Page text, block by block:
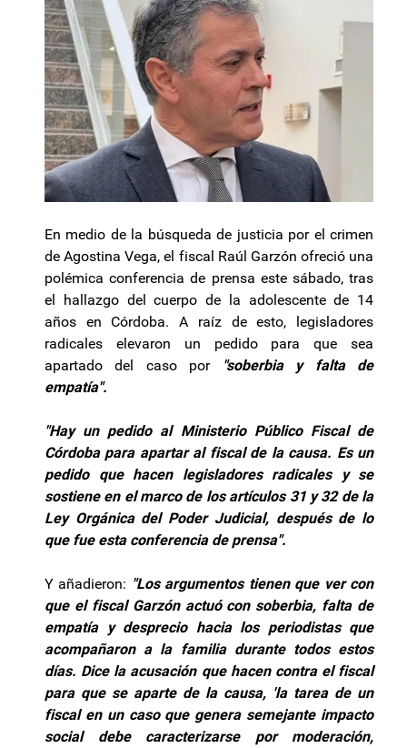
En medio de la búsqueda de justicia por el crimen
de Agostina Vega, el fiscal Raúl Garzón ofreció una
polémica conferencia de prensa este sábado, tras
el hallazgo del cuerpo de la adolescente de 14
años en Córdoba. A raíz de esto, legisladores
radicales elevaron un pedido para que sea
apartado del caso por
"soberbia y falta de
empatía".
"Hay un pedido al Ministerio Público Fiscal de
Córdoba para apartar al fiscal de la causa. Es un
pedido que hacen legisladores radicales y se
sostiene en el marco de los artículos 31 y 32 de la
Ley Orgánica del Poder Judicial, después de lo
que fue esta conferencia de prensa".
Y añadieron: "Los argumentos tienen que ver con
que el fiscal Garzón actuó con soberbia, falta de
empatía y desprecio hacia los periodistas que
acompañaron a la familia durante todos estos
días. Dice la acusación que hacen contra el fiscal
para que se aparte de la causa, 'la tarea de un
fiscal en un caso que genera semejante impacto
social debe caracterizarse por moderación,